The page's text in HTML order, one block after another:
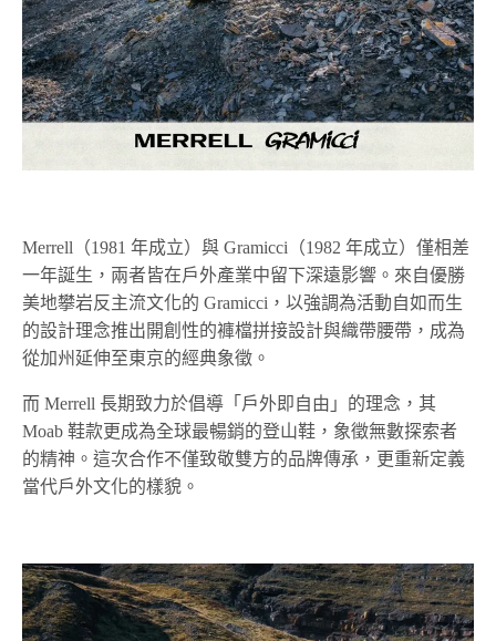
Merrell（1981 年成立）與 Gramicci（1982 年成立）僅相差
一年誕生，兩者皆在戶外產業中留下深遠影響。來自優勝
美地攀岩反主流文化的 Gramicci，以強調為活動自如而生
的設計理念推出開創性的褲檔拼接設計與織帶腰帶，成為
從加州延伸至東京的經典象徵。
而 Merrell 長期致力於倡導「戶外即自由」的理念，其
Moab 鞋款更成為全球最暢銷的登山鞋，象徵無數探索者
的精神。這次合作不僅致敬雙方的品牌傳承，更重新定義
當代戶外文化的樣貌。